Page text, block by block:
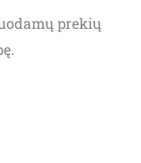
prekių